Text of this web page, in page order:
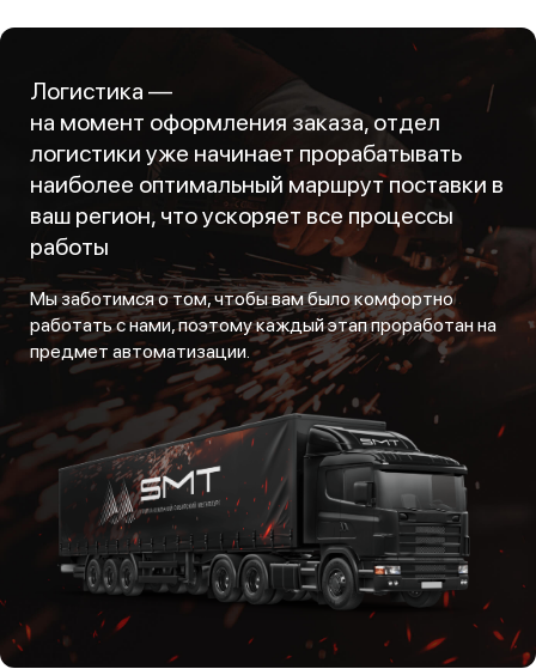
Логистика —
на момент оформления заказа, отдел
логистики уже начинает прорабатывать
наиболее оптимальный маршрут поставки в
ваш регион, что ускоряет все процессы
работы
Мы заботимся о том, чтобы вам было комфортно
работать с нами, поэтому каждый этап проработан на
предмет автоматизации.